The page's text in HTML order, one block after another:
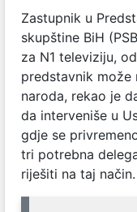
Zastupnik u
skupštine BiH
za N1 televiziju,
predstavnik može
naroda, rekao je
da interveniše u
gdje se
tri potrebna
riješiti na taj način.